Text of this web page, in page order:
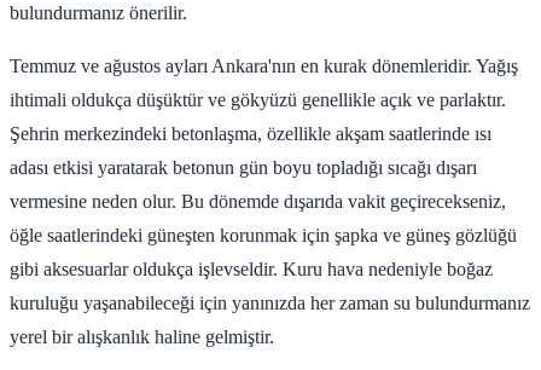
bulundurmanız önerilir.
Temmuz ve ağustos ayları Ankara'nın en kurak dönemleridir. Yağış
ihtimali oldukça düşüktür ve gökyüzü genellikle açık ve parlaktır.
Şehrin merkezindeki betonlaşma, özellikle akşam saatlerinde ısı
adası etkisi yaratarak betonun gün boyu topladığı sıcağı dışarı
vermesine neden olur. Bu dönemde dışarıda vakit geçirecekseniz,
öğle saatlerindeki güneşten korunmak için şapka ve güneş gözlüğü
gibi aksesuarlar oldukça işlevseldir. Kuru hava nedeniyle boğaz
kuruluğu yaşanabileceği için yanınızda her zaman su bulundurmanız
yerel bir alışkanlık haline gelmiştir.